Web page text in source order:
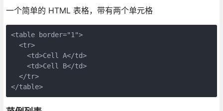
一个简单的 HTML 表格，带有两个单元格
<table border="1">
  <tr>
    <td>Cell A</td>
    <td>Cell B</td>
  </tr>
</table>